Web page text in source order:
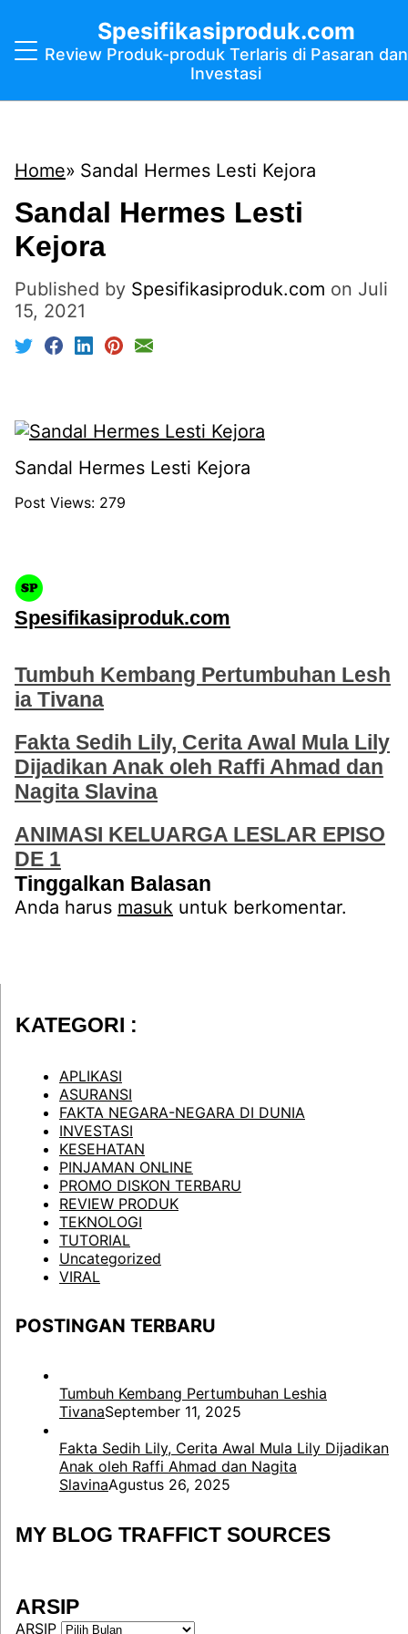
Spesifikasiproduk.com
Review Produk-produk Terlaris di Pasaran dan
Investasi
Home Sandal Hermes Lesti Kejora
Sandal Hermes Lesti
Kejora
Published by Spesifikasiproduk.com on Juli
15, 2021
Sandal Hermes Lesti Kejora
Post Views: 279
Spesifikasiproduk.com
Tumbuh Kembang Pertumbuhan Lesh
ia Tivana
Fakta Sedih Lily, Cerita Awal Mula Lily
Dijadikan Anak oleh Raffi Ahmad dan
Nagita Slavina
ANIMASI KELUARGA LESLAR EPISO
DE 1
Tinggalkan Balasan
Anda harus masuk untuk berkomentar.
KATEGORI :
APLIKASI
ASURANSI
FAKTA NEGARA-NEGARA DI DUNIA
INVESTASI
KESEHATAN
PINJAMAN ONLINE
PROMO DISKON TERBARU
REVIEW PRODUK
TEKNOLOGI
TUTORIAL
Uncategorized
VIRAL
POSTINGAN TERBARU
Tumbuh Kembang Pertumbuhan Leshia
TivanaSeptember 11, 2025
Fakta Sedih Lily, Cerita Awal Mula Lily Dijadikan
Anak oleh Raffi Ahmad dan Nagita
SlavinaAgustus 26, 2025
MY BLOG TRAFFICT SOURCES
ARSIP
ARSIP